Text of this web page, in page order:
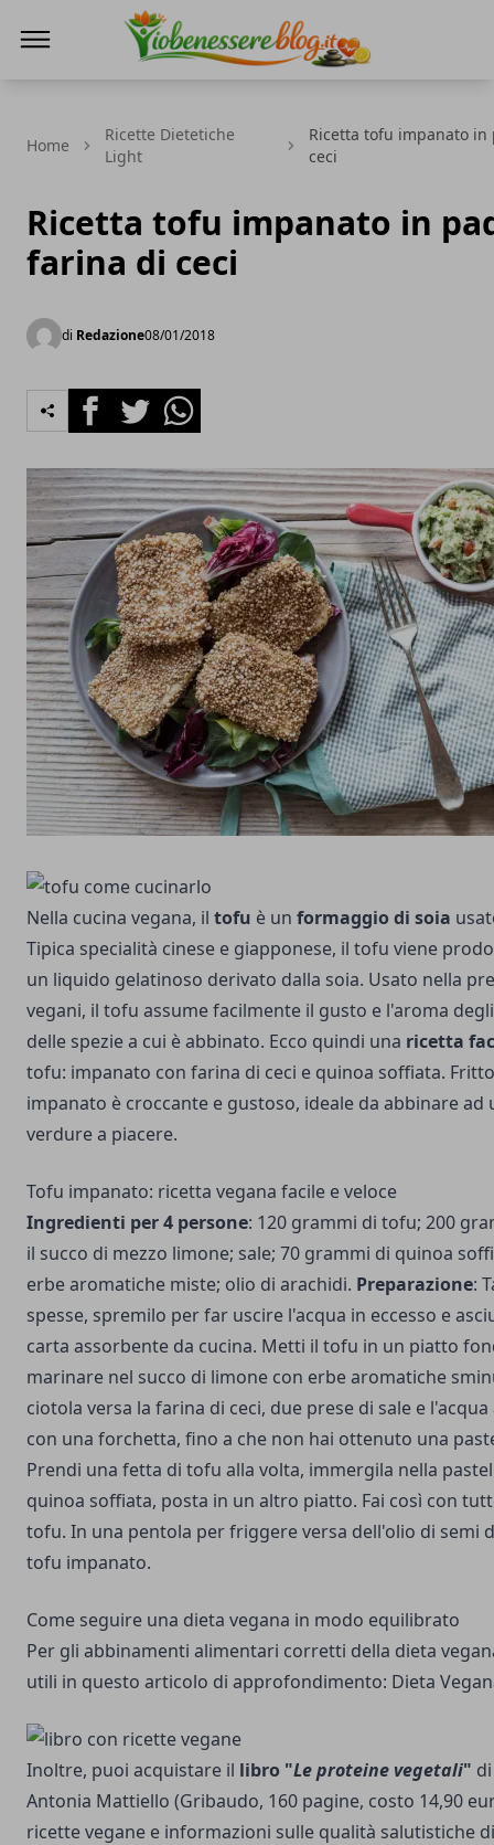
Home
Ricette Dietetiche
Light
Ricetta tofu impanato
ceci
Ricetta tofu impanato in
farina di ceci
di Redazione08/01/2018
FacebookTwitterWhatsapp
Nella cucina vegana, il tofu è un formaggio di soia
Tipica specialità cinese e giapponese, il tofu viene
un liquido gelatinoso derivato dalla soia. Usato nella
vegani, il tofu assume facilmente il gusto e l'aroma
delle spezie a cui è abbinato. Ecco quindi una ricetta
tofu: impanato con farina di ceci e quinoa soffiata.
impanato è croccante e gustoso, ideale da abbinare
verdure a piacere.
Tofu impanato: ricetta vegana facile e veloce
Ingredienti per 4 persone: 120 grammi di tofu; 200
il succo di mezzo limone; sale; 70 grammi di quinoa
erbe aromatiche miste; olio di arachidi. Preparazione:
spesse, spremilo per far uscire l'acqua in eccesso e
carta assorbente da cucina. Metti il tofu in un piatto
marinare nel succo di limone con erbe aromatiche
ciotola versa la farina di ceci, due prese di sale e
con una forchetta, fino a che non hai ottenuto una
Prendi una fetta di tofu alla volta, immergila nella
quinoa soffiata, posta in un altro piatto. Fai così con
tofu. In una pentola per friggere versa dell'olio di semi
tofu impanato.
Come seguire una dieta vegana in modo equilibrato
Per gli abbinamenti alimentari corretti della dieta
utili in questo articolo di approfondimento: Dieta
Inoltre, puoi acquistare il libro "Le proteine vegetali"
Antonia Mattiello (Gribaudo, 160 pagine, costo 14,90
ricette vegane e informazioni sulle qualità salutistiche